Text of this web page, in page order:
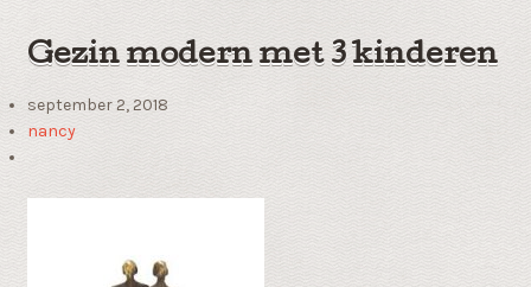
Gezin modern met 3 kinderen
september 2, 2018
nancy